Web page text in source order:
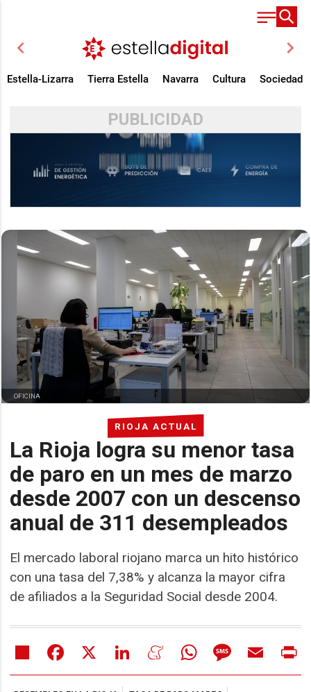
chevron_left chevron_right
Estella-Lizarra Tierra Estella Navarra Cultura Sociedad
PUBLICIDAD
RIOJA ACTUAL
La Rioja logra su menor tasa
de paro en un mes de marzo
desde 2007 con un descenso
anual de 311 desempleados
El mercado laboral riojano marca un hito histórico
con una tasa del 7,38% y alcanza la mayor cifra
de afiliados a la Seguridad Social desde 2004.
OFICINA
Share Facebook LinkedIn MeneameWhatsAppMessageEmail